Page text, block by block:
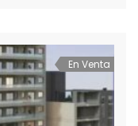
En Venta